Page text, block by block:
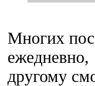
Многих
другому